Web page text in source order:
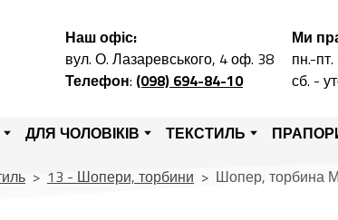
Наш офіс:
вул. О. Лазаревського, 4 оф. 38
Телефон: (098) 694-84-10
Ми
пн.-
сб. -
ДЛЯ ЧОЛОВІКІВ ТЕКСТИЛЬ
13 - Шопери, торбини Шопер, торбина